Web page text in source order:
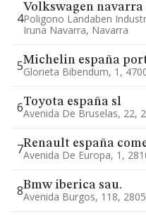
4
Volkswagen navarra
Poligono Landaben
Iruna Navarra, Navarra
5Michelin españa
Glorieta Bibendum, 1,
6Toyota españa sl
Avenida De Bruselas, 22,
7Renault españa
Avenida De Europa, 1,
8Bmw iberica sau.
Avenida Burgos, 118,